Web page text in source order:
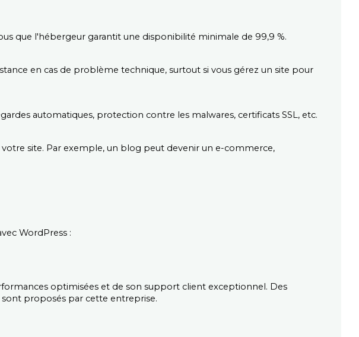
que l'hébergeur garantit une disponibilité minimale de 99,9 %.
en cas de problème technique, surtout si vous gérez un site pour
automatiques, protection contre les malwares, certificats SSL, etc.
site. Par exemple, un blog peut devenir un e-commerce,
WordPress :
optimisées et de son support client exceptionnel. Des
proposés par cette entreprise.